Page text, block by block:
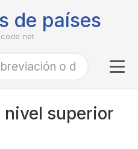
de países
nivel superior